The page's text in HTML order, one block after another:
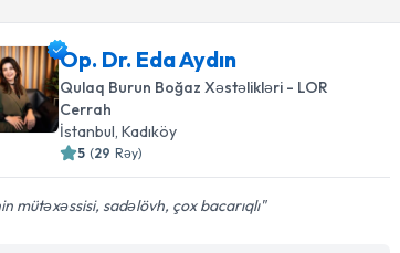
Op. Dr. Eda Aydın
Qulaq Burun Boğaz Xəstəlikləri - LOR
Cerrah
İstanbul, Kadıköy
5 (29 Rəy)
mütəxəssisi, sadəlövh, çox bacarıqlı